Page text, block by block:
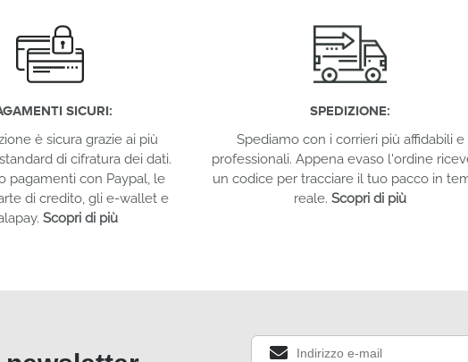
SICURI:
è sicura grazie ai più
di cifratura dei dati.
pagamenti con Paypal, le
di credito, gli e-wallet e
Scopri di più
SPEDIZIONE:
Spediamo con i corrieri più affidabili e
professionali. Appena evaso l'ordine
un codice per tracciare il tuo pacco in
reale. Scopri di più